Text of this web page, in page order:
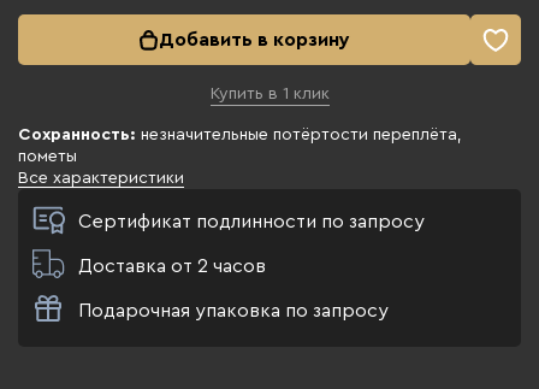
Добавить в корзину
Купить в 1 клик
Сохранность: незначительные потёртости переплёта,
пометы
Все характеристики
Сертификат подлинности по запросу
Доставка от 2 часов
Подарочная упаковка по запросу